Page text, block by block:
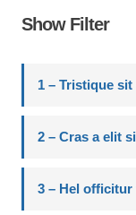
Show Filter
1 – Tristique
2 – Cras a elit
3 – Hel